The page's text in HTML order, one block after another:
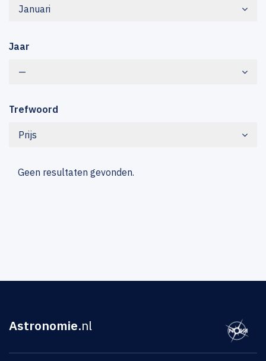
Januari
Jaar
—
Trefwoord
Prijs
Geen resultaten gevonden.
Astronomie.nl